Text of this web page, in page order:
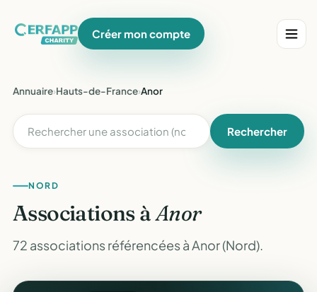
Créer mon compte
Annuaire›Hauts-de-France›Anor
Rechercher
NORD
Associations àAnor
72 associations référencées à Anor (Nord).